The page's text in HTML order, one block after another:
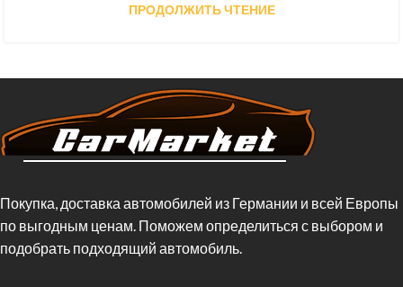
ПРОДОЛЖИТЬ ЧТЕНИЕ
Покупка, доставка автомобилей из Германии и всей Европы
по выгодным ценам. Поможем определиться с выбором и
подобрать подходящий автомобиль.